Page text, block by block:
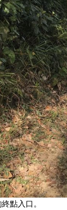
點入口。